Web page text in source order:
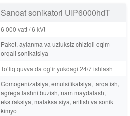
Sanoat sonikatori UIP6000hdT
6 000 vatt / 6 kVt
Paket, aylanma va uzluksiz chiziqli oqim
orqali sonikatsiya
To‘liq quvvatda og‘ir yukdagi 24/7 ishlash
Gomogenizatsiya, emulsifikatsiya, tarqatish,
agregatlashni buzish, nam maydalash,
ekstraksiya, malaksatsiya, eritish va sonik
kimyo